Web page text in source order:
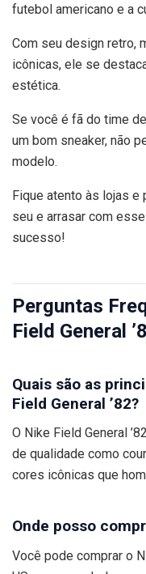
futebol americano e a
Com seu design retro,
icônicas, ele se
estética.
Se você é fã do time
um bom sneaker, não
modelo.
Fique atento às lojas e
seu e arrasar com
sucesso!
Perguntas
Field General
Quais são as
Field General ’82?
O Nike Field General
de qualidade como
cores icônicas que
Onde posso
Você pode comprar o